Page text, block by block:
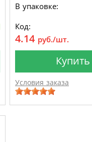
В упаковке:
Код:
4.14 руб./шт.
Купить
Условия заказа